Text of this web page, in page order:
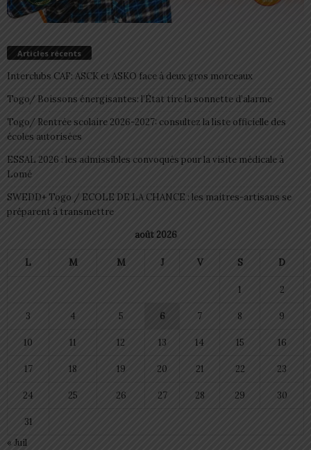
Articles récents
Interclubs CAF: ASCK et ASKO face à deux gros morceaux
Togo/ Boissons énergisantes: l’État tire la sonnette d’alarme
Togo/ Rentrée scolaire 2026-2027: consultez la liste officielle des
écoles autorisées
ESSAL 2026 : les admissibles convoqués pour la visite médicale à
Lomé
SWEDD+ Togo / ECOLE DE LA CHANCE : les maitres-artisans se
préparent à transmettre
août 2026
L M M J V S D
1 2
3 4 5 6 7 8 9
10 11 12 13 14 15 16
17 18 19 20 21 22 23
24 25 26 27 28 29 30
31
« Juil